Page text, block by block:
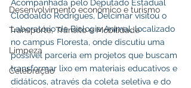
Desenvolvimento econômico e turismo
Transporte, Trânsito e Mobilidade
Limpeza
Celebração
Acompanhada pelo Deputado Estadual
Clodoaldo Rodrigues, Delcimar visitou o
Laboratório de Biologia Animal, localizado
no campus Floresta, onde discutiu uma
possível parceria em projetos que buscam
transformar lixo em materiais educativos e
didáticos, através da coleta seletiva e do